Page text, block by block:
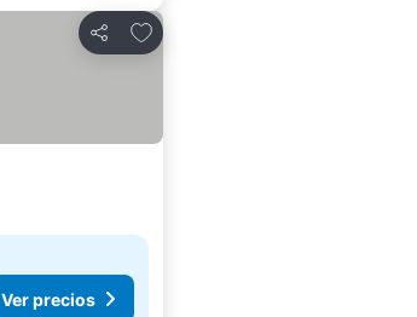
Compartir
Agregar a favoritos
Ver precios